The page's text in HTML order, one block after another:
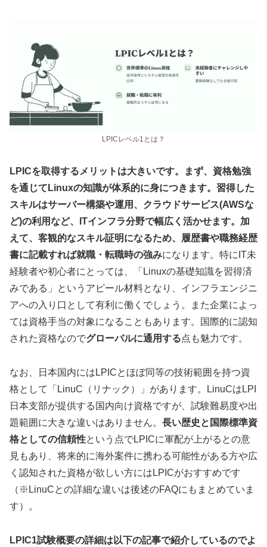
LPICレベル1とは？
LPICを取得するメリットは大きいです。まず、資格勉強
を通じてLinuxの知識が体系的に身につきます。習得した
スキルはサーバー構築や運用、クラウドサービス(AWSな
ど)の利用など、ITインフラ分野で幅広く活かせます。加
えて、客観的なスキル証明になるため、履歴書や職務経歴
書に記載すれば就職・転職時の強みになります。特にIT未
経験者や初心者にとっては、「Linuxの基礎知識を習得済
みである」というアピール材料となり、インフラエンジニ
アへの入り口として有利に働くでしょう。また企業によっ
ては資格手当の対象になることもあります。国際的に認知
された資格なのでグローバルに通用する点も魅力です。
なお、日本国内にはLPICとほぼ同等の技術範囲を持つ資
格として「LinuC（リナック）」があります。LinuCはLPI
日本支部が提供する国内向け資格ですが、試験難易度や出
題範囲に大きな違いはありません。 長い歴史と国際標準資
格としての信頼性という点でLPICに軍配が上がるとの意
見もあり、将来的に海外案件に携わる可能性がある方や広
く認知された資格が欲しい方にはLPICがおすすめです
（※LinuCとの詳細な違いは後述のFAQにもまとめていま
す）。
LPIC1試験概要の詳細は以下の記事で紹介しているのでよ